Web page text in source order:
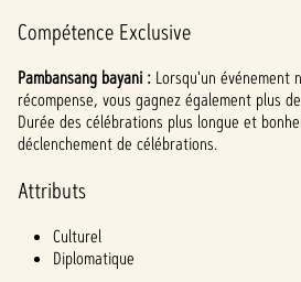
t
&
P
a
y
Compétence Exclusive
Pambansang bayani : Lorsqu'un événement
récompense, vous gagnez également plus
Durée des célébrations plus longue et
déclenchement de célébrations.
Attributs
Culturel
Diplomatique